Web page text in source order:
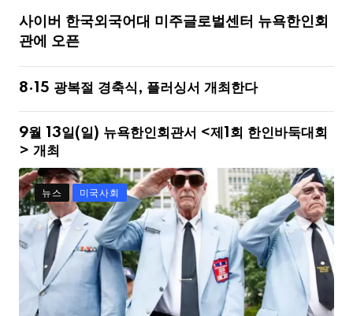
사이버 한국외국어대 미주글로벌센터 뉴욕한인회
관에 오픈
8·15 광복절 경축식, 플러싱서 개최한다
9월 13일(일) 뉴욕한인회관서 <제1회 한인바둑대회
> 개최
뉴스 미국사회